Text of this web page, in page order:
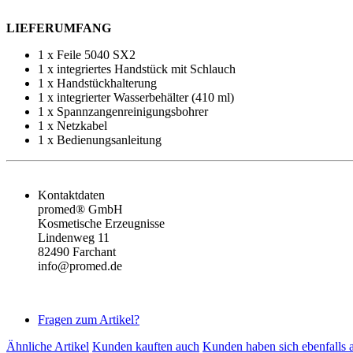
LIEFERUMFANG
1 x Feile 5040 SX2
1 x integriertes Handstück mit Schlauch
1 x Handstückhalterung
1 x integrierter Wasserbehälter (410 ml)
1 x Spannzangenreinigungsbohrer
1 x Netzkabel
1 x Bedienungsanleitung
Kontaktdaten
promed® GmbH
Kosmetische Erzeugnisse
Lindenweg 11
82490 Farchant
info@promed.de
Fragen zum Artikel?
Ähnliche Artikel Kunden kauften auch Kunden haben sich ebenfalls